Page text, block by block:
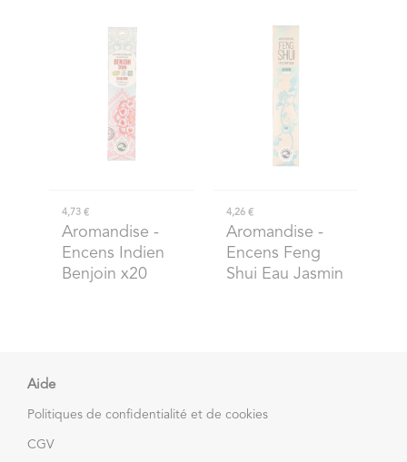
4,73 €
Aromandise -
Encens Indien
Benjoin x20
4,26 €
Aromandise -
Encens Feng
Shui Eau Jasmin
Aide
Politiques de confidentialité et de cookies
CGV